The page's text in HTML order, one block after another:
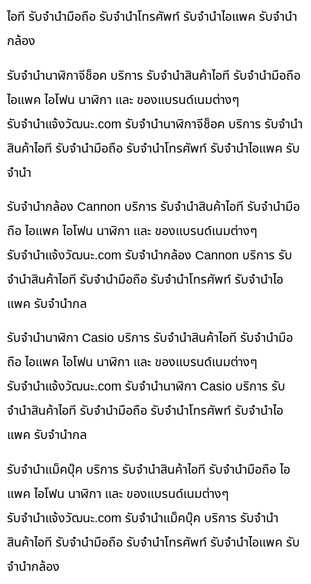
ไอที รับจำนำมือถือ รับจำนำโทรศัพท์ รับจำนำไอแพค รับจำนำ
กล้อง
รับจำนำนาฬิกาจีช็อค บริการ รับจำนำสินค้าไอที รับจำนำมือถือ
ไอแพค ไอโฟน นาฬิกา และ ของแบรนด์เนมต่างๆ
รับจํานําแจ้งวัฒนะ.com รับจำนำนาฬิกาจีช็อค บริการ รับจำนำ
สินค้าไอที รับจำนำมือถือ รับจำนำโทรศัพท์ รับจำนำไอแพค รับ
จำนำ
รับจำนำกล้อง Cannon บริการ รับจำนำสินค้าไอที รับจำนำมือ
ถือ ไอแพค ไอโฟน นาฬิกา และ ของแบรนด์เนมต่างๆ
รับจํานําแจ้งวัฒนะ.com รับจำนำกล้อง Cannon บริการ รับ
จำนำสินค้าไอที รับจำนำมือถือ รับจำนำโทรศัพท์ รับจำนำไอ
แพค รับจำนำกล
รับจำนำนาฬิกา Casio บริการ รับจำนำสินค้าไอที รับจำนำมือ
ถือ ไอแพค ไอโฟน นาฬิกา และ ของแบรนด์เนมต่างๆ
รับจํานําแจ้งวัฒนะ.com รับจำนำนาฬิกา Casio บริการ รับ
จำนำสินค้าไอที รับจำนำมือถือ รับจำนำโทรศัพท์ รับจำนำไอ
แพค รับจำนำกล
รับจำนำแม็คบุ๊ค บริการ รับจำนำสินค้าไอที รับจำนำมือถือ ไอ
แพค ไอโฟน นาฬิกา และ ของแบรนด์เนมต่างๆ
รับจํานําแจ้งวัฒนะ.com รับจำนำแม็คบุ๊ค บริการ รับจำนำ
สินค้าไอที รับจำนำมือถือ รับจำนำโทรศัพท์ รับจำนำไอแพค รับ
จำนำกล้อง